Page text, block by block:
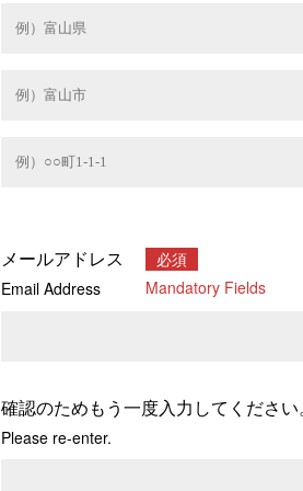
メールアドレス
Email Address
必須
Mandatory Fields
確認のためもう一度入力してください
Please re-enter.